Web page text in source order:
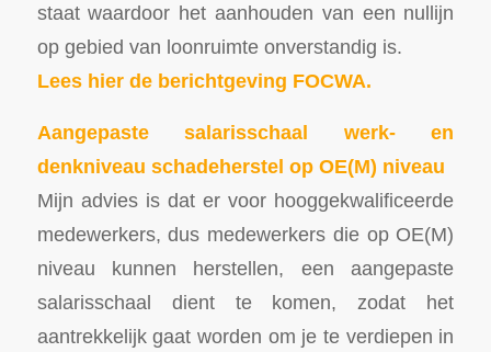
staat waardoor het aanhouden van een nullijn
op gebied van loonruimte onverstandig is.
Lees hier de berichtgeving FOCWA.
Aangepaste salarisschaal werk- en
denkniveau schadeherstel op OE(M) niveau
Mijn advies is dat er voor hooggekwalificeerde
medewerkers, dus medewerkers die op OE(M)
niveau kunnen herstellen, een aangepaste
salarisschaal dient te komen, zodat het
aantrekkelijk gaat worden om je te verdiepen in